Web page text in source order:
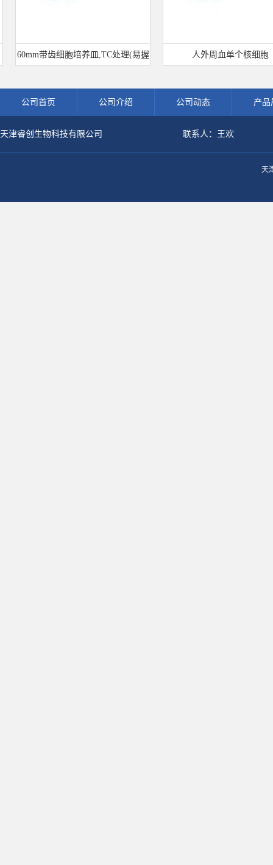
60mm带齿细胞培养皿,TC处理(易握 人外周血单个核细胞
公司首页 公司介绍 公司动态 产品
天津睿创生物科技有限公司 联系人：王欢
天